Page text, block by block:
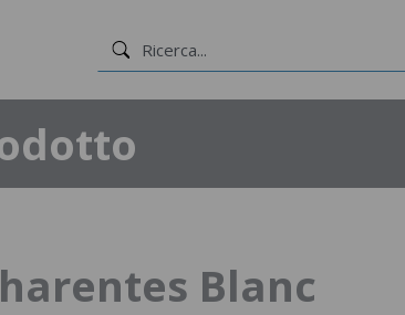
Blanc